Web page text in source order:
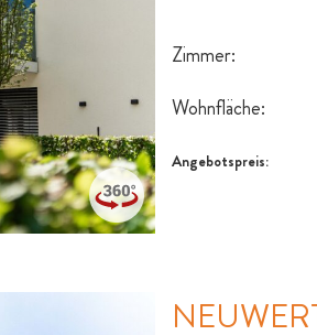
Zimmer:
Wohnfläche:
Angebotspreis: